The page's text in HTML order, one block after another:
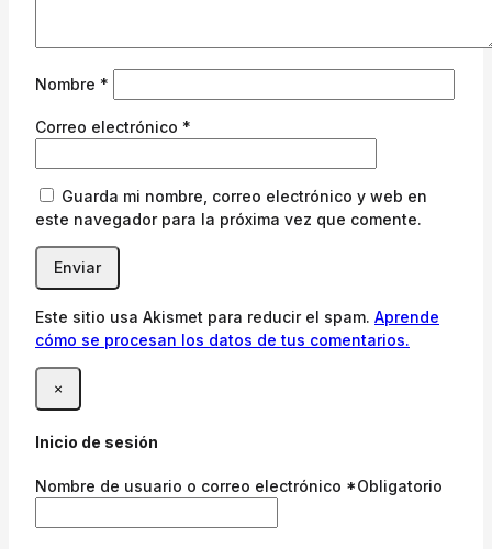
Nombre *
Correo electrónico *
Guarda mi nombre, correo electrónico y web en
este navegador para la próxima vez que comente.
Este sitio usa Akismet para reducir el spam. Aprende
cómo se procesan los datos de tus comentarios.
×
Inicio de sesión
Nombre de usuario o correo electrónico *Obligatorio